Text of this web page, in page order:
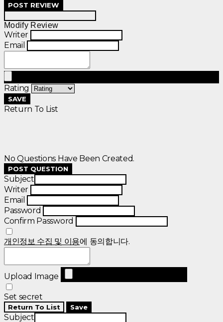
POST REVIEW
Modify Review
Writer
Email
Rating
SAVE
Return To List
No Questions Have Been Created.
POST QUESTION
Subject
Writer
Email
Password
Confirm Password
개인정보 수집 및 이용에 동의합니다.
Upload Image
Set secret
Return To List Save
Subject